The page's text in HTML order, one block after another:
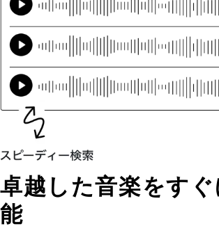
卓越した音楽をす
能